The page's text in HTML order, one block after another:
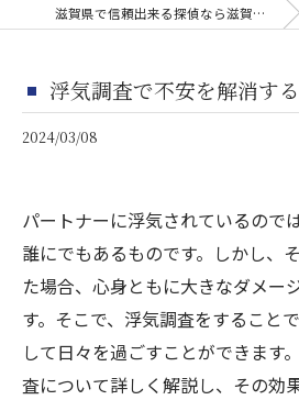
滋賀県で信頼出来る探偵なら滋賀クリスタル探偵事務所
浮気調査で不安を解消する
2024/03/08
パートナーに浮気されているので
誰にでもあるものです。しかし、
た場合、心身ともに大きなダメー
す。そこで、浮気調査をすること
して日々を過ごすことができます
査について詳しく解説し、その効